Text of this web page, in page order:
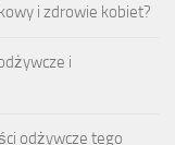
i zdrowie kobiet?
i
odżywcze tego